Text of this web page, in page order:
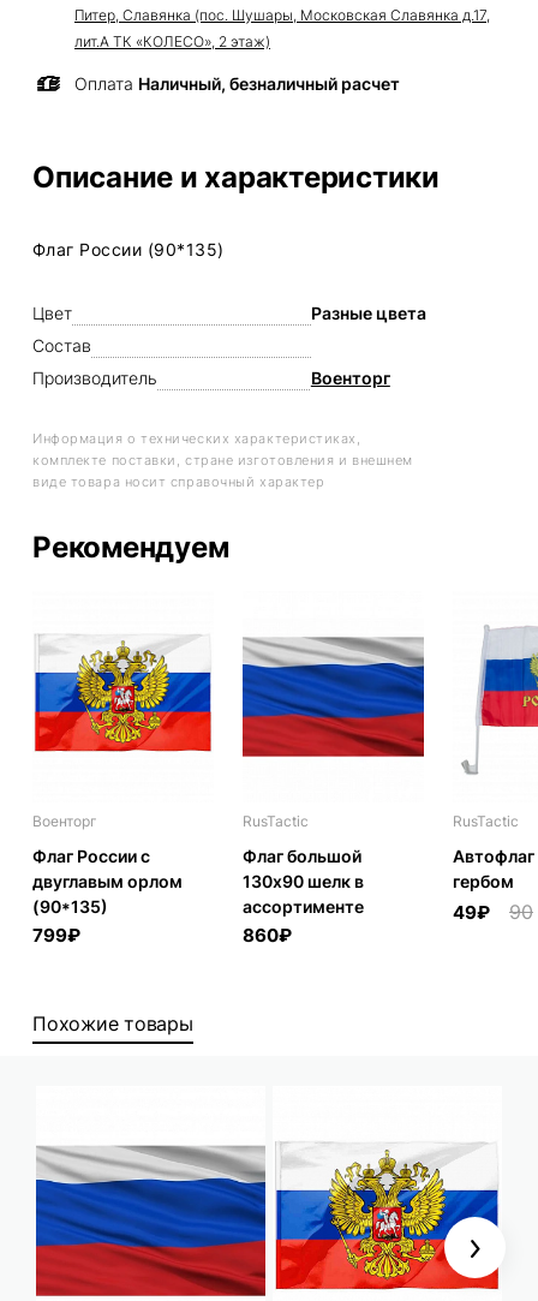
Питер, Славянка (пос. Шушары, Московская Славянка д.17,
лит.А ТК «КОЛЕСО», 2 этаж)
Оплата Наличный, безналичный расчет
Описание и характеристики
Флаг России (90*135)
Цвет
Разные цвета
Состав
Производитель
Военторг
Информация о технических характеристиках,
комплекте поставки, стране изготовления и внешнем
виде товара носит справочный характер
Рекомендуем
Военторг
Флаг России с
двуглавым орлом
(90*135)
799₽
RusTactic
Флаг большой
130х90 шелк в
ассортименте
860₽
RusTactic
Автофлаг
гербом
49₽ 90
Похожие товары
Next